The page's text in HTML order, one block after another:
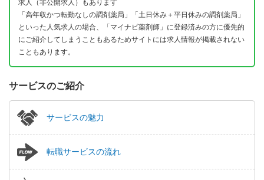
求人（非公開求人）もあります
「高年収かつ転勤なしの調剤薬局」「土日休み＋平日休みの調剤薬局」
といった人気求人の場合、「マイナビ薬剤師」に登録済みの方に優先的
にご紹介してしまうこともあるためサイトには求人情報が掲載されない
こともあります。
サービスのご紹介
サービスの魅力
転職サービスの流れ